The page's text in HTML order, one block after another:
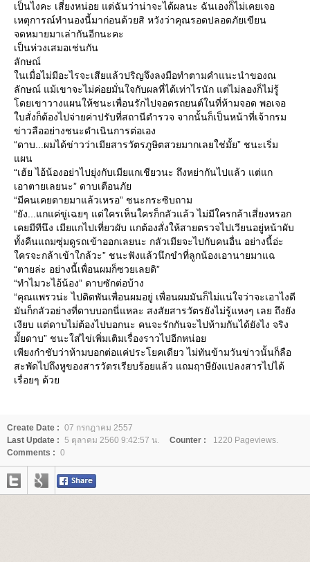
เป็นไงคะ เสี่ยงหน่อย แต่ฉันว่าน่าจะได้ผลนะ ฉันเองก็ไม่เคยเจอ
เหตุการณ์ทำนองนี้มาก่อนด้วยสิ หวังว่าคุณรอดปลอดภัยเขียน
จดหมายมาเล่ากันอีกนะคะ
เป็นห่วงเสมอเช่นกัน
ลักษณ์
นเมื่อไม่มีอะไรจะเสียแล้วปริญจึงลงมือทำตามคำแนะนำของณ
ลักษณ์ แม้เขาจะไม่ค่อยมั่นใจกับผลที่ได้เท่าไรนัก แต่ไม่ลองก็ไม่รู้
ดยเขาวางแผนให้ชนะเพื่อนรักไปจอดรถยนต์ในที่ห้ามจอด พอเจอ
บสั่งก็ต้องไปจ่ายค่าปรับที่สถานีตำรวจ จากนั้นก็เป็นหน้าที่เจ้ากรม
ข่าวลืออย่างชนะดำเนินการต่อเอง
“ดาบ...ผมได้ข่าวว่าเมียสารวัตรภูษิตสวยมากเลยใช่มั้ย” ชนะเริ่ม
ผน
“เฮ้ย ไอ้น้องอย่าไปยุ่งกับเมียแกเชียวนะ ถึงหย่ากันไปแล้ว แต่แก
เอาตายเลยนะ” ดาบเตือนภั
“มีคนเคยตายมาแล้วเหรอ” ชนะกระซิบถาม
“ยัง...แกแค่ขู่เฉยๆ แต่ใครเห็นใครก็กลัวแล้ว ไม่มีใครกล้าเสี่ยงหรอก
เคยมีทีนึง เมียแกไปเที่ยวผับ แกต้องสั่งให้สายตรวจไปเวียนอยู่หน้าผับ
ทั้งคืนแถมซุ่มดูรถเข้าออกเลยนะ กลัวเมียจะไปกับคนอื่น อย่างนี้อ่ะ
ครจะกล้าเข้าใกล้วะ” ชนะฟังแล้วนึกขำที่ลูกน้องเอานายมาแฉ
“ตายล่ะ อย่างนี้เพื่อนผมก็ซวยเลยดิ”
“ทำไมวะไอ้น้อง” ดาบซักต่อบ้าง
“คุณแพรวน่ะ ไปติดพันเพื่อนผมอยู่ เพื่อนผมมันก็ไม่แน่ใจว่าจะเอาไงดี
มันก็กลัวอย่างที่ดาบบอกนี่แหละ สงสัยสารวัตรยังไม่รู้แหงๆ เลย ถึงยัง
เงียบ แต่ดาบไม่ต้องไปบอกนะ คนจะรักกันจะไปห้ามกันได้ยังไง จริง
มั้ยดาบ” ชนะใส่ไข่เพิ่มเติมเรื่องราวไปอีกหน่อ
เพียงกำชับว่าห้ามบอกต่อแค่ประโยคเดียว ไม่ทันข้ามวันข่าวนั้นก็ลือ
สะพัดไปถึงหูของสารวัตรเรียบร้อยแล้ว แถมฤาษียังแปลงสารไปได้
เรื่อยๆ ด้ว
Create Date : 07 กรกฎาคม 2557
Last Update : 5 ตุลาคม 2560 9:42:57 น. Counter :
1220 Pageviews.
Comments : 0